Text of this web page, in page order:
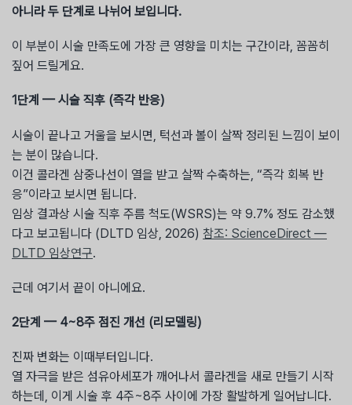
아니라 두 단계로 나뉘어 보입니다.
이 부분이 시술 만족도에 가장 큰 영향을 미치는 구간이라, 꼼꼼히
짚어 드릴게요.
1단계 — 시술 직후 (즉각 반응)
시술이 끝나고 거울을 보시면, 턱선과 볼이 살짝 정리된 느낌이 보이
는 분이 많습니다.
이건 콜라겐 삼중나선이 열을 받고 살짝 수축하는, “즉각 회복 반
응”이라고 보시면 됩니다.
임상 결과상 시술 직후 주름 척도(WSRS)는 약 9.7% 정도 감소했
다고 보고됩니다 (DLTD 임상, 2026) 참조: ScienceDirect —
DLTD 임상연구.
근데 여기서 끝이 아니에요.
2단계 — 4~8주 점진 개선 (리모델링)
진짜 변화는 이때부터입니다.
열 자극을 받은 섬유아세포가 깨어나서 콜라겐을 새로 만들기 시작
하는데, 이게 시술 후 4주~8주 사이에 가장 활발하게 일어납니다.